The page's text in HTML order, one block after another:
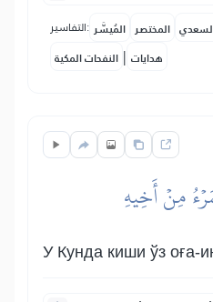
التفاسير: المُيسَّر المختصر
النفحات المكية | هدايات
مِنۡ أَخِيهِ
У Кунда киши ўз оға-